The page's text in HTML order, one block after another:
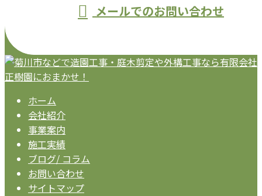
メールでのお問い合わせ
ホーム
会社紹介
事業案内
施工実績
ブログ/ コラム
お問い合わせ
サイトマップ